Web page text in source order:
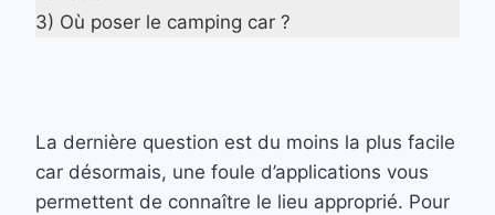
3) Où poser le camping car ?
La dernière question est du moins la plus facile
car désormais, une foule d’applications vous
permettent de connaître le lieu approprié. Pour